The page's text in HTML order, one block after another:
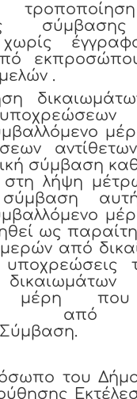
χωρίς
.
σύμβαση
λήψη
ως
από
μέρη
του